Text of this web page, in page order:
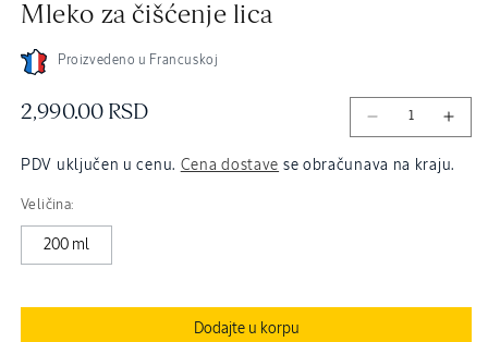
media
modal
Mleko za čišćenje lica
Proizvedeno u Francuskoj
Redovna
2,990.00 RSD
PDV uključen u cenu. Cena dostave se obračunava na kraju.
Veličina:
200 ml
Dodajte u korpu